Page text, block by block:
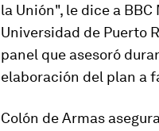
la Unión", le dice a
Universidad de Puerto
panel que asesoró
elaboración del plan a
Colón de Armas